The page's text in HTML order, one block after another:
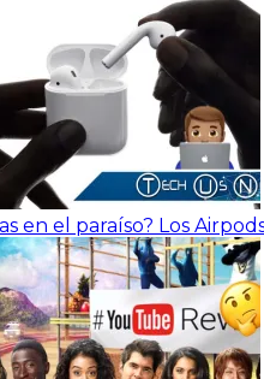
en el paraíso? Los